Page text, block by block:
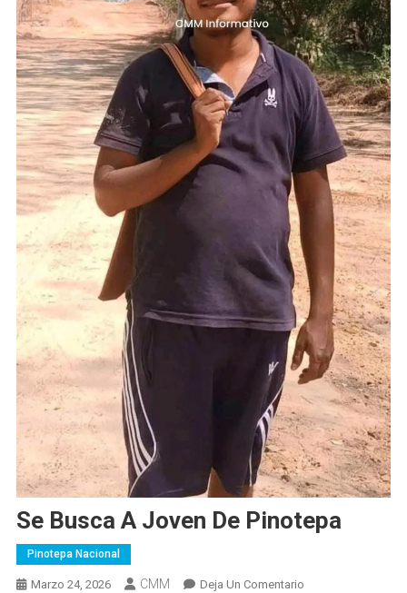
Se Busca A Joven De Pinotepa
Pinotepa Nacional
Marzo 24, 2026 CMM Deja Un ComentarioEn